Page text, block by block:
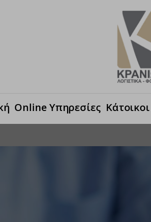
Online Υπηρεσίες